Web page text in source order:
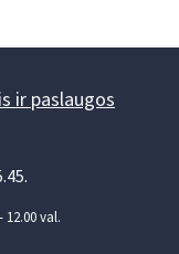
ir paslaugos
val.